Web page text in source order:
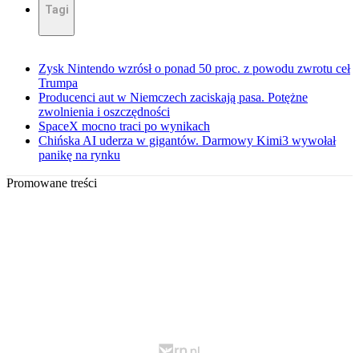
Tagi
Zysk Nintendo wzrósł o ponad 50 proc. z powodu zwrotu ceł
Trumpa
Producenci aut w Niemczech zaciskają pasa. Potężne
zwolnienia i oszczędności
SpaceX mocno traci po wynikach
Chińska AI uderza w gigantów. Darmowy Kimi3 wywołał
panikę na rynku
Promowane treści